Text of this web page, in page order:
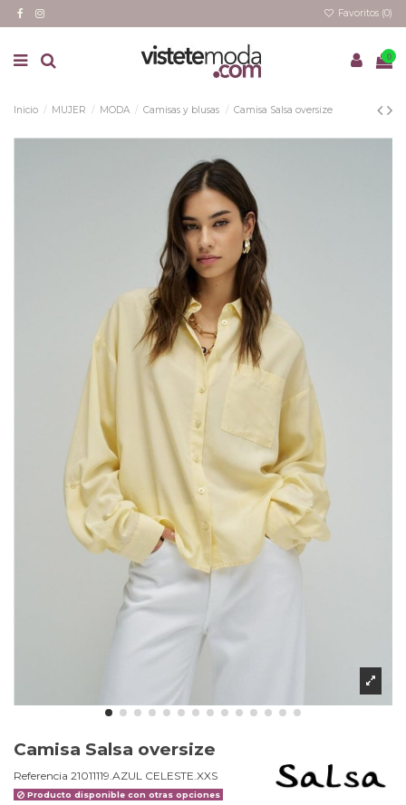
Favoritos (0)
0
Inicio MUJER MODA Camisas y blusas Camisa Salsa oversize
Camisa Salsa oversize
Referencia 21011119.AZUL CELESTE.XXS
Producto disponible con otras opciones